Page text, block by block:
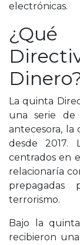
electrónicas.
La quinta
una serie de
antecesora, la
desde 2017.
centrados en
relacionaría
prepagadas
terrorismo.
Bajo la
recibieron